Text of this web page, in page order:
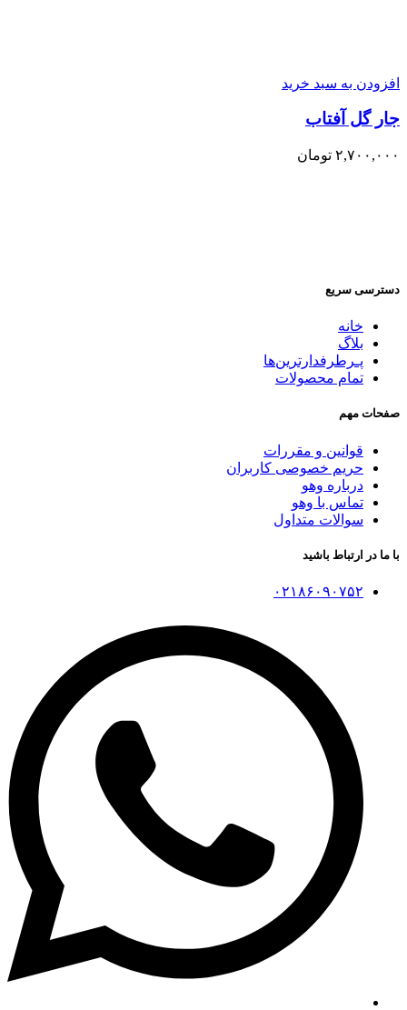
افزودن به سبد خرید
جار گل آفتاب
۲,۷۰۰,۰۰۰ تومان
دسترسی سریع
خانه
بلاگ
پـرطرفدارترین‌ها
تمام محصولات
صفحات مهم
قوانین و مقررات
حریم خصوصی کاربران
درباره وهو
تماس با وهو
سوالات متداول
با ما در ارتباط باشید
۰۲۱۸۶۰۹۰۷۵۲